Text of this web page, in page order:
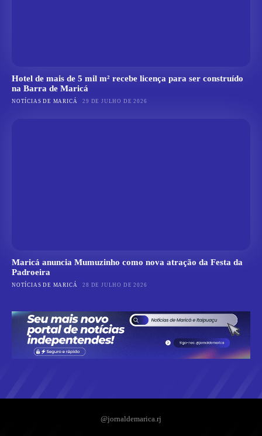
Hotel de mais de 5 mil m² recebe licença para ser construído
na Barra de Maricá
NOTÍCIAS DE MARICÁ 29 DE JULHO DE 2026
Maricá anuncia Mumuzinho como nova atração da Festa da
Padroeira
NOTÍCIAS DE MARICÁ 28 DE JULHO DE 2026
@jornaldemarica.rj